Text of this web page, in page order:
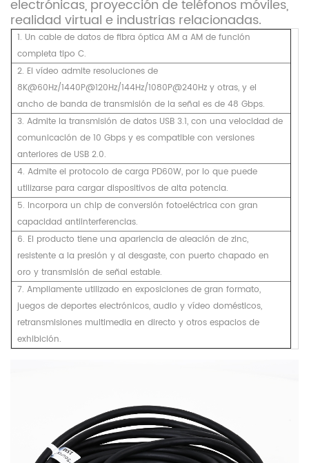
electrónicas, proyección de teléfonos móviles,
realidad virtual e industrias relacionadas.
1. Un cable de datos de fibra óptica AM a AM de función
completa tipo C.
2. El vídeo admite resoluciones de
8K@60Hz/1440P@120Hz/144Hz/1080P@240Hz y otras, y el
ancho de banda de transmisión de la señal es de 48 Gbps.
3. Admite la transmisión de datos USB 3.1, con una velocidad de
comunicación de 10 Gbps y es compatible con versiones
anteriores de USB 2.0.
4. Admite el protocolo de carga PD60W, por lo que puede
utilizarse para cargar dispositivos de alta potencia.
5. Incorpora un chip de conversión fotoeléctrica con gran
capacidad antiinterferencias.
6. El producto tiene una apariencia de aleación de zinc,
resistente a la presión y al desgaste, con puerto chapado en
oro y transmisión de señal estable.
7. Ampliamente utilizado en exposiciones de gran formato,
juegos de deportes electrónicos, audio y vídeo domésticos,
retransmisiones multimedia en directo y otros espacios de
exhibición.